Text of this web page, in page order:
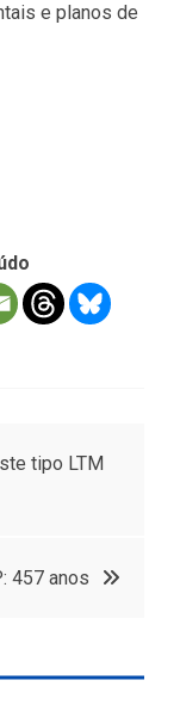
e planos de
tipo LTM
457 anos